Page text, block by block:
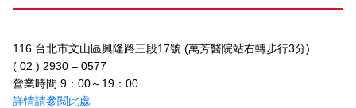
116 台北市文山區興隆路三段17號 (萬芳醫院站右轉步行3分)
( 02 ) 2930 – 0577
營業時間 9：00～19：00
詳情請參閱此處